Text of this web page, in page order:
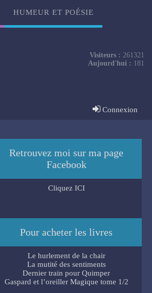
HUMEUR ET POÉSIE
Connexion
Visiteurs : 261321
Aujourd'hui : 181
Retrouvez moi sur ma page
Facebook
Cliquez ICI
Pour acheter les livres
Le hurlement de la chair
La mutité des sentiments
Dernier train pour Quimper
Gaspard et l’oreiller Magique tome 1/2